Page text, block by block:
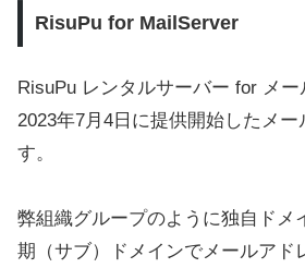
RisuPu for MailServer
RisuPu レンタルサーバー for メー
2023年7月4日に提供開始したメ
す。
弊組織グループのように独自ドメ
期（サブ）ドメインでメールアド